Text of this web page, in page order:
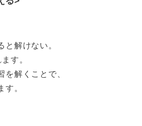
解けない。
す。
解くことで、
す。